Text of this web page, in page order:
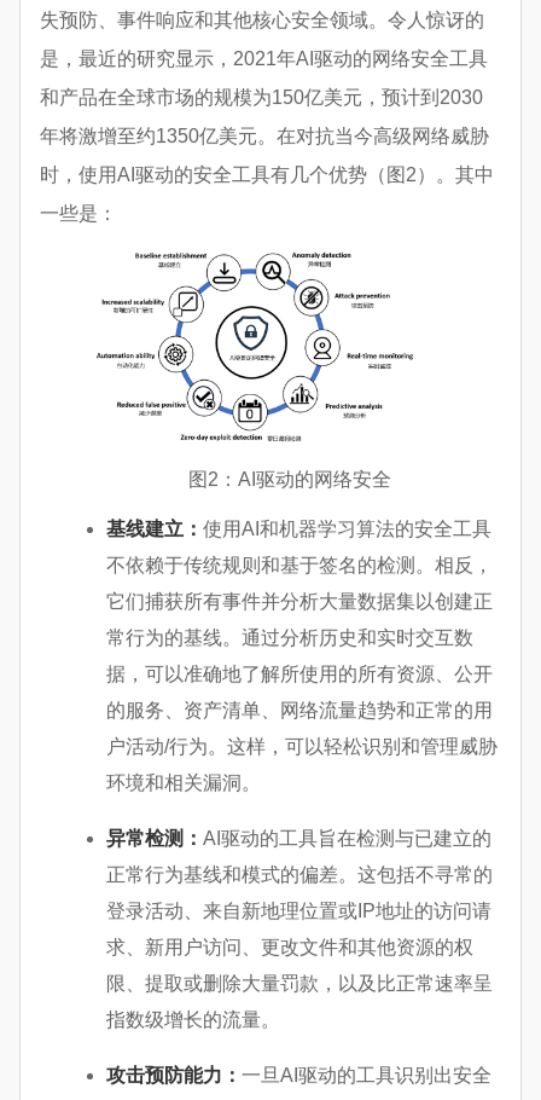
失预防、事件响应和其他核心安全领域。令人惊讶的
是，最近的研究显示，2021年AI驱动的网络安全工具
和产品在全球市场的规模为150亿美元，预计到2030
年将激增至约1350亿美元。在对抗当今高级网络威胁
时，使用AI驱动的安全工具有几个优势（图2）。其中
一些是：
图2：AI驱动的网络安全
基线建立： 使用AI和机器学习算法的安全工具
不依赖于传统规则和基于签名的检测。相反，
它们捕获所有事件并分析大量数据集以创建正
常行为的基线。通过分析历史和实时交互数
据，可以准确地了解所使用的所有资源、公开
的服务、资产清单、网络流量趋势和正常的用
户活动/行为。这样，可以轻松识别和管理威胁
环境和相关漏洞。
异常检测： AI驱动的工具旨在检测与已建立的
正常行为基线和模式的偏差。这包括不寻常的
登录活动、来自新地理位置或IP地址的访问请
求、新用户访问、更改文件和其他资源的权
限、提取或删除大量罚款，以及比正常速率呈
指数级增长的流量。
攻击预防能力： 一旦AI驱动的工具识别出安全